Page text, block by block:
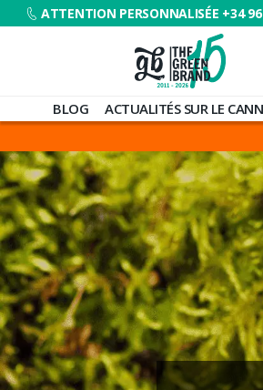
ATTENTION PERSONNALISÉE +34
Blog
de
Barato
BLOG ACTUALITÉS SUR LE